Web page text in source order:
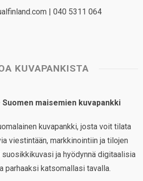
| 040 5311 064
KUVAPANKISTA
Suomen maisemien kuvapankki
kuvapankki, josta voit tilata
viestintään, markkinointiin ja tilojen
ja hyödynnä digitaalisia
parhaaksi katsomallasi tavalla.